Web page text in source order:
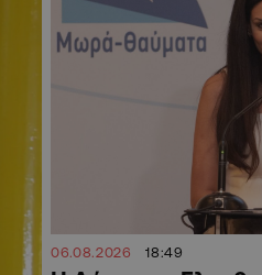
06.08.2026 18:49